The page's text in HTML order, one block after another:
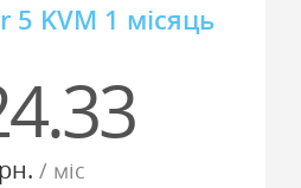
5 KVM 1 місяць
/ мiс